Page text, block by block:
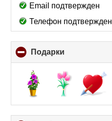
Email подтвержден
Телефон подтвержден
Подарки
to
collapse
contents